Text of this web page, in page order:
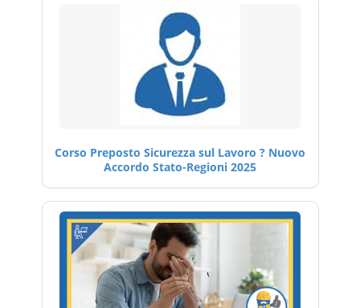
Corso Preposto Sicurezza sul Lavoro ? Nuovo
Accordo Stato-Regioni 2025